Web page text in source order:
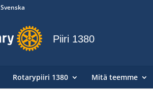
Svenska
Piiri 1380
Rotarypiiri 1380 Mitä teemme